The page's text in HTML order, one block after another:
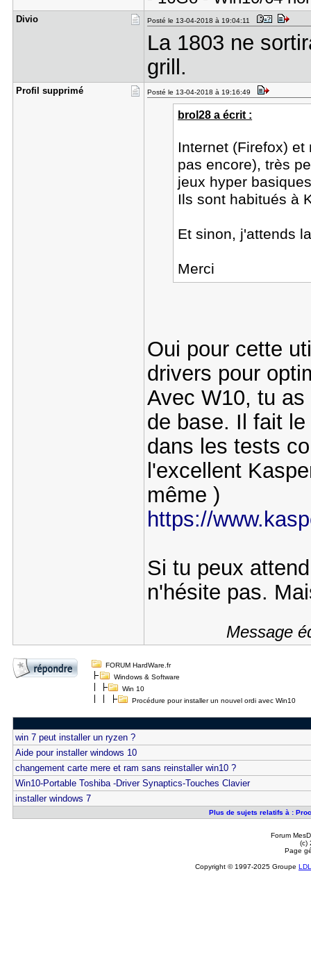
Divio Posté le 13-04-2018 à 19:04:11
La 1803 ne
grill.
Profil sup​primé Posté le 13-04-2018 à 19:16:49
brol28 a écrit :
Internet (Firefox)
pas encore), très
jeux hyper
Ils sont habitués à
Et sinon, j'attends
Merci
Oui pour cette
drivers pour
Avec W10, tu
de base. Il fait
dans les tests
l'excellent
même )
https://
Si tu peux
n'hésite pas.
Message
FORUM HardWare.fr
Windows & Software
Win 10
Procédure pour installer un nouvel ordi avec Win10
win 7 peut installer un ryzen ?
Aide pour installer windows 10
changement carte mere et ram sans reinstaller win10 ?
Win10-Portable Toshiba -Driver Synaptics-Touches Clavier
installer windows 7
Plus de sujets relatifs à :
Forum
(c)
Page
Copyright © 1997-2025 Groupe